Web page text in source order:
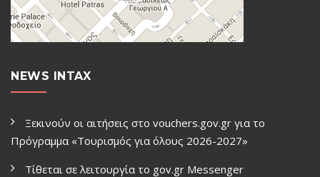
NEWS INTAX
Ξεκινούν οι αιτήσεις στο vouchers.gov.gr για το
Πρόγραμμα «Τουρισμός για όλους 2026-2027»
Τίθεται σε λειτουργία το gov.gr Μessenger